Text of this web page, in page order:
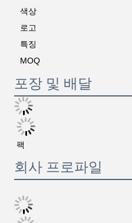
색상
로고
특징
MOQ
포장 및 배달
팩
회사 프로파일